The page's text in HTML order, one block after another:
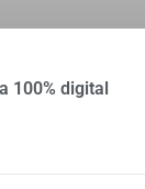
100% digital